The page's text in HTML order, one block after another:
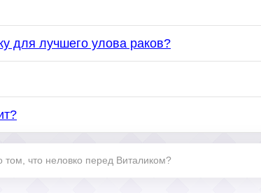
для лучшего улова раков?
том, что неловко перед Виталиком?